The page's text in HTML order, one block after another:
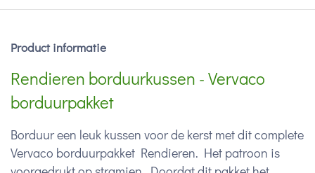
Product informatie
Rendieren borduurkussen - Vervaco
borduurpakket
Borduur een leuk kussen voor de kerst met dit complete
Vervaco borduurpakket Rendieren. Het patroon is